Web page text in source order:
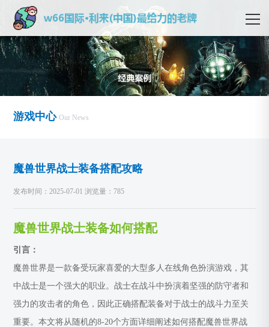
游戏中心 Our News
魔兽世界战士装备搭配攻略
发布时间：2025-07-01 浏览量：785
魔兽世界战士装备如何搭配
引言：
魔兽世界是一款备受玩家喜爱的大型多人在线角色扮演游戏，其
中战士是一个强大的职业。战士在战斗中扮演着坚强的防守者和
强力的攻击者的角色，因此正确搭配装备对于战士的战斗力至关
重要。本文将从随机的8-20个方面详细阐述如何搭配魔兽世界战